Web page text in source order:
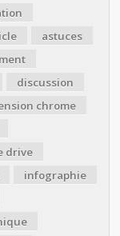
astuces
discussion
chrome
drive
infographie